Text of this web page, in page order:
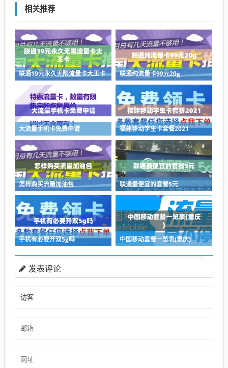
相关推荐
联通19元永久无限流量卡大王卡 联通纯流量卡99元20g
大流量手机卡免费申请 福建移动学生卡套餐2021
怎样购买流量加油包 联通最便宜的套餐5元
手机有必要开双5g吗 中国移动套餐一览表(重庆)
发表评论